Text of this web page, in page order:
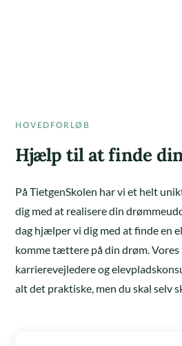
HOVEDFORLØB
Hjælp til at finde
På TietgenSkolen har vi et helt
dig med at realisere din
dag hjælper vi dig med at finde en
komme tættere på din drøm. Vores
karrierevejledere og
alt det praktiske, men du skal selv